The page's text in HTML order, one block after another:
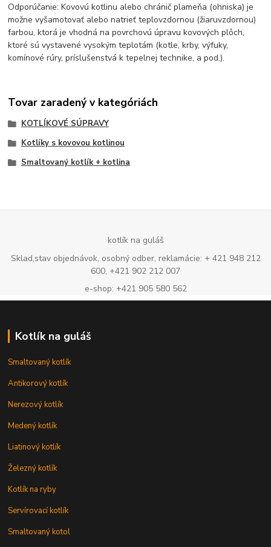
Odporúčanie: Kovovú kotlinu alebo chránič plameňa (ohniska) je
možne vyšamotovať alebo natrieť teplovzdornou (žiaruvzdornou)
farbou, ktorá je vhodná na povrchovú úpravu kovových plôch,
ktoré sú vystavené vysokým teplotám (kotle, krby, výfuky,
komínové rúry, príslušenstvá k tepelnej technike, a pod.).
Tovar zaradený v kategóriách
KOTLÍKOVÉ SÚPRAVY
Kotlíky s kovovou kotlinou
Smaltovaný kotlík + kotlina
kotlík na guláš
Sklad,stav objednávok, osobný odber, reklamácie: + 421 948 212
600, +421 902 212 007
e-shop: +421 905 580 562
Kotlík na guláš
Smaltovaný kotlík
Antikorový kotlík
Nerezový kotlík
Medený kotlík
Liatinový kotlík
Železný kotlík
Kotlík na ryby
Servírovací kotlík
Smaltovaný kotol